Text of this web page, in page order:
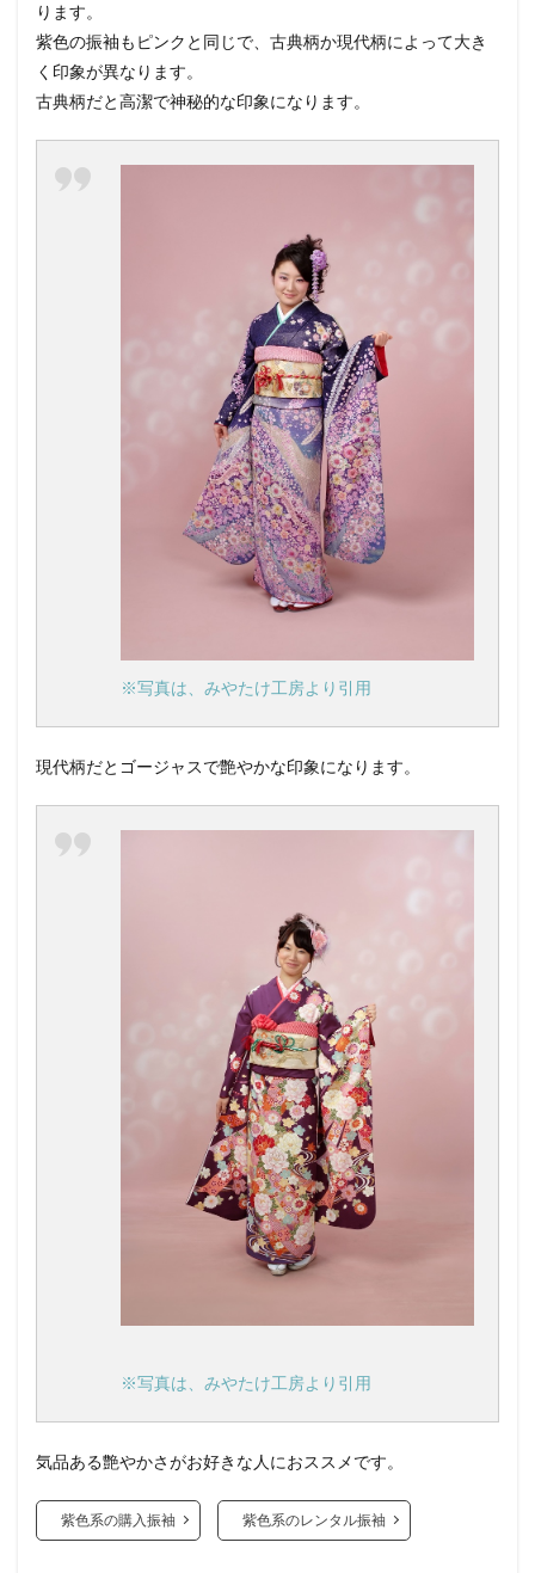
ります。
紫色の振袖もピンクと同じで、古典柄か現代柄によって大き
く印象が異なります。
古典柄だと高潔で神秘的な印象になります。
※写真は、みやたけ工房より引用
現代柄だとゴージャスで艶やかな印象になります。
※写真は、みやたけ工房より引用
気品ある艶やかさがお好きな人におススメです。
紫色系の購入振袖 紫色系のレンタル振袖